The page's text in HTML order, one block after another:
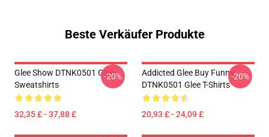
Beste Verkäufer Produkte
Glee Show DTNK0501 Glee
Sweatshirts
32,35 £ - 37,88 £
-20%
Addicted Glee Buy Funny
DTNK0501 Glee T-Shirts
20,93 £ - 24,09 £
-20%